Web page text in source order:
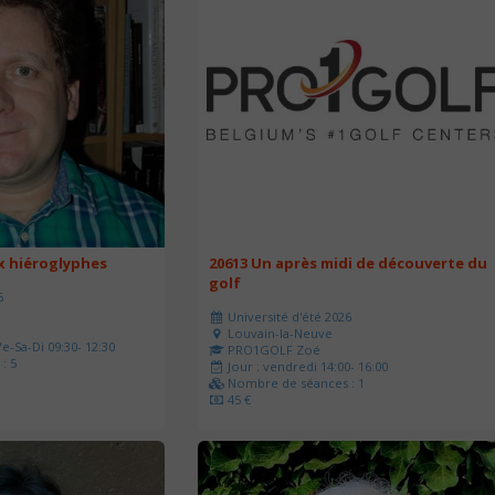
hiéroglyphes
Sa-Di 09:30- 12:30
5
20613 Un après midi de découverte du
golf
Université d'été 2026
Louvain-la-Neuve
PRO1GOLF Zoé
Jour : vendredi 14:00- 16:00
Nombre de séances : 1
45 €